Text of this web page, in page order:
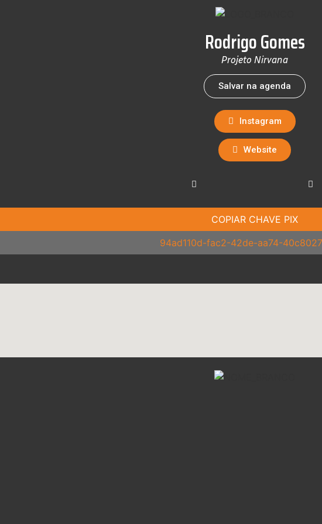
Rodrigo Gomes
Projeto Nirvana
Salvar na agenda
Instagram
Website
COPIAR CHAVE PIX